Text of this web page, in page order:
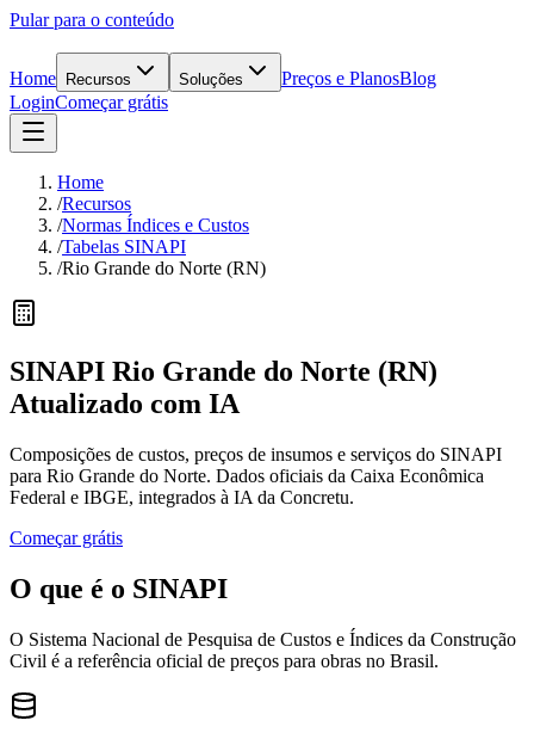
Pular para o conteúdo
Home Recursos Soluções Preços e PlanosBlog
LoginComeçar grátis
Home
/Recursos
/Normas Índices e Custos
/Tabelas SINAPI
/Rio Grande do Norte (RN)
SINAPI Rio Grande do Norte (RN)
Atualizado com IA
Composições de custos, preços de insumos e serviços do SINAPI
para Rio Grande do Norte. Dados oficiais da Caixa Econômica
Federal e IBGE, integrados à IA da Concretu.
Começar grátis
O que é o SINAPI
O Sistema Nacional de Pesquisa de Custos e Índices da Construção
Civil é a referência oficial de preços para obras no Brasil.